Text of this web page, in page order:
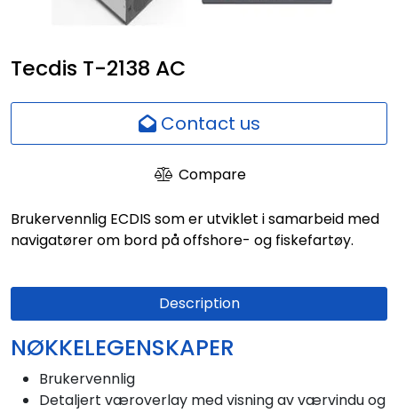
Tecdis T-2138 AC
Contact us
Compare
Brukervennlig ECDIS som er utviklet i samarbeid med
navigatører om bord på offshore- og fiskefartøy.
Description
NØKKELEGENSKAPER
Brukervennlig
Detaljert væroverlay med visning av værvindu og
Employees